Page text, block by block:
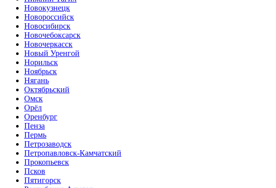
Новокузнецк
Новороссийск
Новосибирск
Новочебоксарск
Новочеркасск
Новый Уренгой
Норильск
Ноябрьск
Нягань
Октябрьский
Омск
Орёл
Оренбург
Пенза
Пермь
Петрозаводск
Петропавловск-Камчатский
Прокопьевск
Псков
Пятигорск